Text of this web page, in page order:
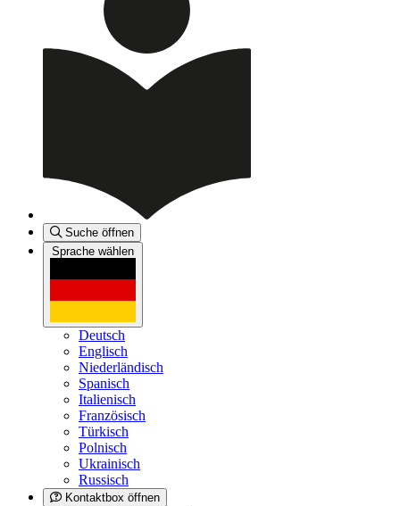
Suche öffnen
Sprache wählen
Deutsch
Englisch
Niederländisch
Spanisch
Italienisch
Französisch
Türkisch
Polnisch
Ukrainisch
Russisch
Kontaktbox öffnen